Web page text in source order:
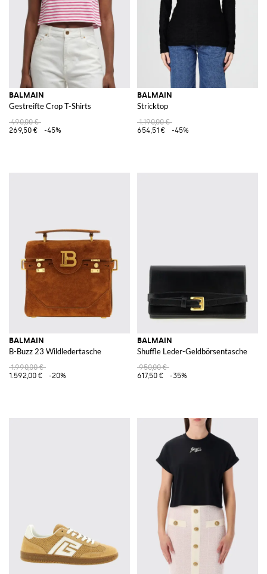
BALMAIN
Gestreifte Crop T-Shirts
490,00 €
269,50 €
-45%
BALMAIN
Stricktop
1.190,00 €
654,51 €
-45%
BALMAIN
B-Buzz 23 Wildledertasche
1.990,00 €
1.592,00 €
-20%
BALMAIN
Shuffle Leder-Geldbörsentasche
950,00 €
617,50 €
-35%